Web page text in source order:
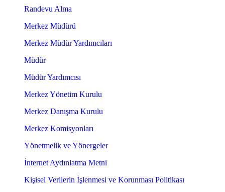
Randevu Alma
Merkez Müdürü
Merkez Müdür Yardımcıları
Müdür
Müdür Yardımcısı
Merkez Yönetim Kurulu
Merkez Danışma Kurulu
Merkez Komisyonları
Yönetmelik ve Yönergeler
İnternet Aydınlatma Metni
Kişisel Verilerin İşlenmesi ve Korunması Politikası